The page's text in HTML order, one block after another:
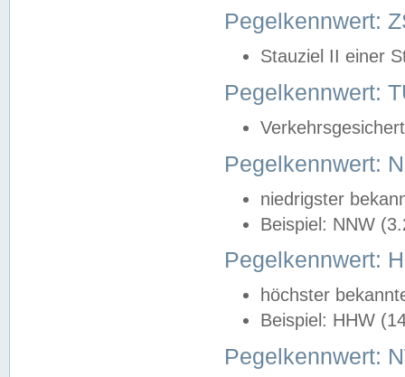
Pegelkennwert:
Stauziel II einer
Pegelkennwert:
Pegelkennwert:
niedrigster
Beispiel: NNW
Pegelkennwert:
höchster
Beispiel: HHW
Pegelkennwert: